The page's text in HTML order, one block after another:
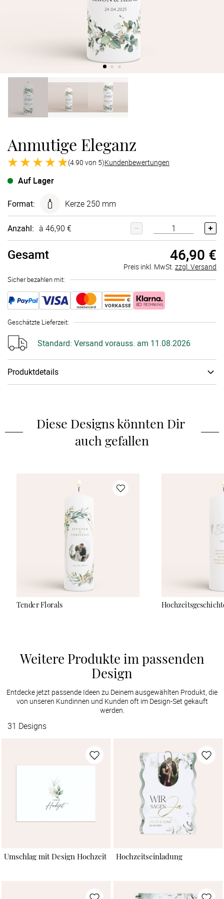
Anmutige Eleganz
(4.90 von 5)Kundenbewertungen
Auf Lager
Format: Kerze 250 mm
Anzahl: à 46,90 €
Gesamt 46,90 €
Preis inkl. MwSt. zzgl. Versand
Sicher bezahlen mit:
Geschätzte Lieferzeit:
Standard: Versand vorauss. am 11.08.2026
Produktdetails
Symbol für Eure Liebe. Unsere weißen Traukerzen sind 25 cm
hoch, haben einen Durchmesser von 7,8 cm und bestehen aus
hochwertigem Paraffinwachs. Sie sind RAL-zertifiziert, brennen
gleichmäßig mit einer hellen Flamme und überzeugen mit einer
personalisieren: mit Euren Namen, dem Hochzeitsdatum,
einem Foto oder einem romantischen Spruch. Der Druck erfolgt
in modernem UV-Direktdruck, sodass das Design direkt auf die
Kerze aufgebracht wird. Anschließend wird es noch mit
transparentem Wachs versiegelt. Damit Eure Gestaltung
optimal zur Geltung kommt, empfehlen wir eine dunkle
Schriftfarbe, da helle Farben auf der Kerze weniger gut lesbar
Diese Designs könnten Dir
auch gefallen
Tender Florals
Weitere Produkte im passenden
Design
Entdecke jetzt passende Ideen zu Deinem ausgewählten Produkt, die
von unseren Kundinnen und Kunden oft im Design-Set gekauft
werden.
31 Designs
Umschlag mit Design Hochzeit Hochzeitseinladung